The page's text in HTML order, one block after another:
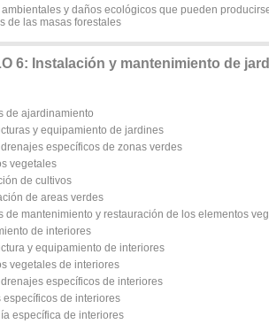
ambientales y daños ecológicos que pueden
de las masas forestales
6: Instalación y mantenimiento de
de ajardinamiento
y equipamiento de jardines
específicos de zonas verdes
vegetales
de cultivos
de areas verdes
de mantenimiento y restauración de los elementos
de interiores
y equipamiento de interiores
vegetales de interiores
específicos de interiores
específicos de interiores
específica de interiores